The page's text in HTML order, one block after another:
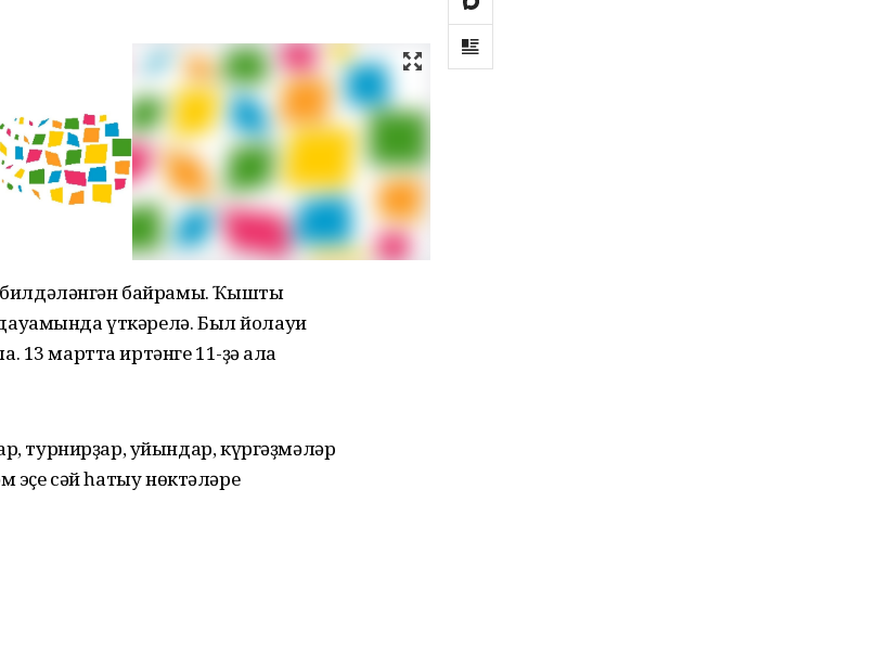
байрамы. Ҡышты
үткәрелә. Был йолауи
13 мартта иртәнге 11-ҙә ҡала
турнирҙар, уйындар, күргәҙмәләр
эҫе сәй һатыу нөктәләре